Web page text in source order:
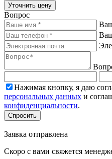
Уточнить цену
Вопрос
Нажимая кнопку, я даю
персональных данных и
конфиденциальности.
Спросить
Заявка отправлена
Скоро с вами свяжется